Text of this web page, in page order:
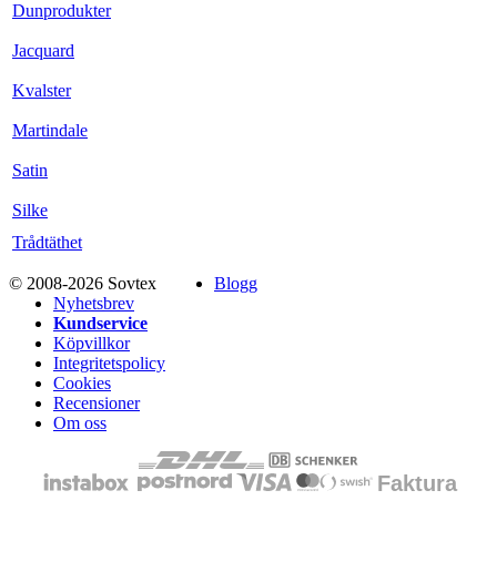
Dunprodukter
Jacquard
Kvalster
Martindale
Satin
Silke
Trådtäthet
© 2008-2026 Sovtex
Blogg
Nyhetsbrev
Kundservice
Köpvillkor
Integritetspolicy
Cookies
Recensioner
Om oss